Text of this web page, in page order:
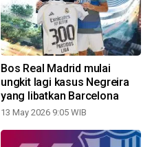
Bos Real Madrid mulai
ungkit lagi kasus Negreira
yang libatkan Barcelona
13 May 2026 9:05 WIB